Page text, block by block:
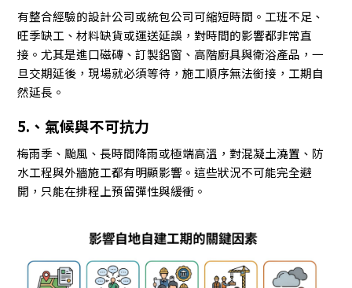
有整合經驗的設計公司或統包公司可縮短時間。工班不足、
旺季缺工、材料缺貨或運送延誤，對時間的影響都非常直
接。尤其是進口磁磚、訂製鋁窗、高階廚具與衛浴產品，一
旦交期延後，現場就必須等待，施工順序無法銜接，工期自
然延長。
5.、氣候與不可抗力
梅雨季、颱風、長時間降雨或極端高溫，對混凝土澆置、防
水工程與外牆施工都有明顯影響。這些狀況不可能完全避
開，只能在排程上預留彈性與緩衝。